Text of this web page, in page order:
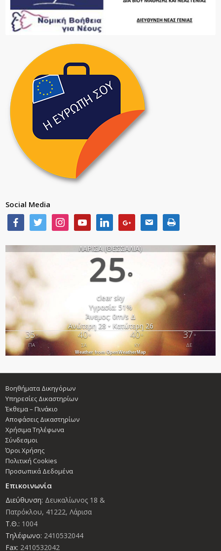
Social Media
ΛΑΡΙΣΑ (ΘΕΣΣΑΛΙΑ)
25°
clear sky
Υγρασία: 51%
Άνεμος: 0m/s Δ
Ανώτερη 28 • Κατώτερη 26
35°
ΠΑ
40°
ΣΑ
40°
ΚΥ
37°
ΔΕ
Weather from OpenWeatherMap
Βοηθήματα Δικηγόρων
Υπηρεσίες Δικαστηρίων
Έκθεμα – Πινάκιο
Αποφάσεις Δικαστηρίων
Χρήσιμα Τηλέφωνα
Σύνδεσμοι
Όροι Χρήσης
Πολιτική Cookies
Προσωπικά Δεδομένα
Επικοινωνία
Διεύθυνση: Δευκαλίωνος 18 &
Πατρόκλου, 41222, Λάρισα
Τ.Θ.: 1004
Τηλέφωνο: 2410532044
Fax: 2410532042